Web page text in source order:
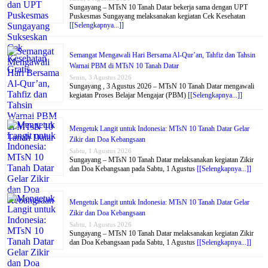
Sungayang – MTsN 10 Tanah Datar bekerja sama dengan UPT
Puskesmas Sungayang melaksanakan kegiatan Cek Kesehatan
[[Selengkapnya...]]
Semangat Mengawali Hari Bersama Al-Qur’an, Tahfiz dan Tahsin
Warnai PBM di MTsN 10 Tanah Datar
Senin, 3 Agustus 2026
Sungayang , 3 Agustus 2026 – MTsN 10 Tanah Datar mengawali
kegiatan Proses Belajar Mengajar (PBM) [[Selengkapnya...]]
Mengetuk Langit untuk Indonesia: MTsN 10 Tanah Datar Gelar
Zikir dan Doa Kebangsaan
Sabtu, 1 Agustus 2026
Sungayang – MTsN 10 Tanah Datar melaksanakan kegiatan Zikir
dan Doa Kebangsaan pada Sabtu, 1 Agustus [[Selengkapnya...]]
Mengetuk Langit untuk Indonesia: MTsN 10 Tanah Datar Gelar
Zikir dan Doa Kebangsaan
Sabtu, 1 Agustus 2026
Sungayang – MTsN 10 Tanah Datar melaksanakan kegiatan Zikir
dan Doa Kebangsaan pada Sabtu, 1 Agustus [[Selengkapnya...]]